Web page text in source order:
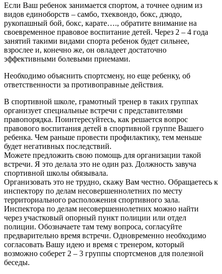
Если Ваш ребенок занимается спортом, а точнее одним из
видов единоборств – самбо, тхеквондо, бокс, дзюдо,
рукопашный бой, бокс, карате…., обратите внимание на
своевременное правовое воспитание детей. Через 2 – 4 года
занятий такими видами спорта ребенок будет сильнее,
взрослее и, конечно же, он овладеет достаточно
эффективными болевыми приемами.
Необходимо объяснить спортсмену, но еще ребенку, об
ответственности за противоправные действия.
В спортивной школе, грамотный тренер в таких группах
организует специальные встречи с представителями
правопорядка. Поинтересуйтесь, как решается вопрос
правового воспитания детей в спортивной группе Вашего
ребенка. Чем раньше провести профилактику, тем меньше
будет негативных последствий.
Можете предложить свою помощь для организации такой
встречи. Я это делала это не один раз. Должность завуча
спортивной школы обязывала.
Организовать это не трудно, скажу Вам честно. Обращаетесь к
инспектору по делам несовершеннолетних по месту
территориального расположения спортивного зала.
Инспектора по делам несовершеннолетних можно найти
через участковый опорный пункт полиции или отдел
полиции. Обозначаете там тему вопроса, согласуйте
предварительно время встречи. Одновременно необходимо
согласовать Вашу идею и время с тренером, который
возможно соберет 2 – 3 группы спортсменов для полезной
беседы.